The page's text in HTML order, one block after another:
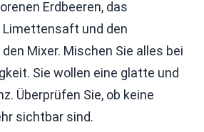
Erdbeeren, das
Limettensaft und den
Mixer. Mischen Sie alles bei
Sie wollen eine glatte und
Überprüfen Sie, ob keine
sichtbar sind.